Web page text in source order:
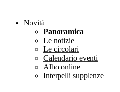
Novità
Panoramica
Le notizie
Le circolari
Calendario eventi
Albo online
Interpelli supplenze